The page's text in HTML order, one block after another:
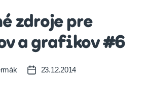
zdroje pre
a grafikov #6
Post23.12.2014